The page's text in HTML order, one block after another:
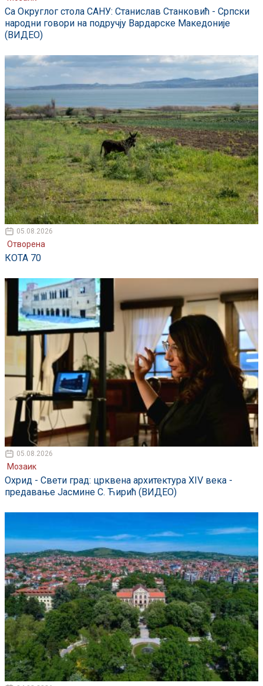
Са Округлог стола САНУ: Станислав Станковић - Српски
народни говори на подручју Вардарске Македоније
(ВИДЕО)
05.08.2026
Отворена
КОТА 70
05.08.2026
Мозаик
Охрид - Свети град: црквена архитектура XIV века -
предавање Јасмине С. Ћирић (ВИДЕО)